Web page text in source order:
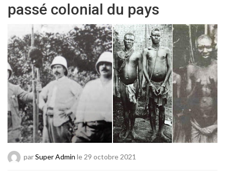
passé colonial du pays
parSuper Admin le 29 octobre 2021